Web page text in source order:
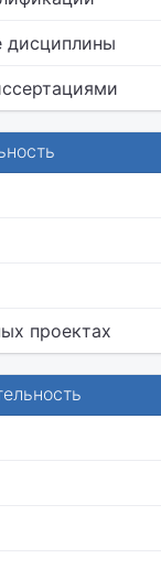
дисциплины
проектах